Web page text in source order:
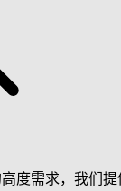
度需求，我们提